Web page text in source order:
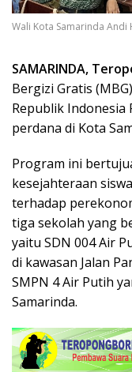
Wali Kota Samarinda Andi
SAMARINDA,
Bergizi Gratis
Republik Indonesia
perdana di Kota
Program ini
kesejahteraan
terhadap
tiga sekolah yang
yaitu SDN 004 Air
di kawasan Jalan
SMPN 4 Air Putih
Samarinda.